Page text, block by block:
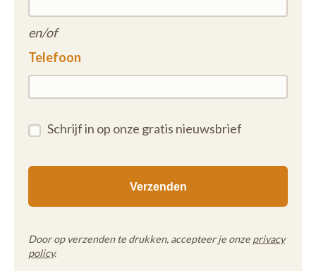
en/of
Telefoon
Schrijf in op onze gratis nieuwsbrief
Door op verzenden te drukken, accepteer je onze privacy
policy.